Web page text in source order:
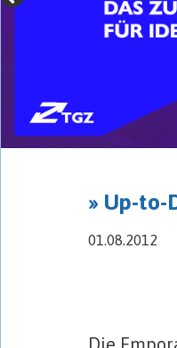
► jetzt
» Up-to-
01.08.2012
Die